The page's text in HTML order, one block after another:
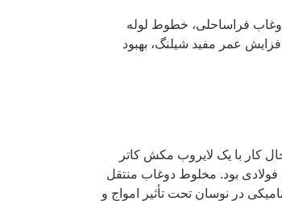
فراساحلی، خطوط لوله
عمر مفید شیلنگ، بهبود
کار با یک لایروب مکش کاتر
و لوله‌های فولادی بود. مخلوط دوغاب منتقل
در نوسان تحت تأثیر امواج و